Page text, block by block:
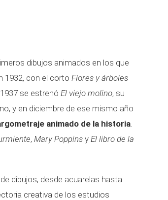
dibujos animados en los que
1932, con el corto Flores y árboles
se estrenó El viejo molino, su
y en diciembre de ese mismo año
animado de la historia.
, Mary Poppins y El libro de la
dibujos, desde acuarelas hasta
creativa de los estudios